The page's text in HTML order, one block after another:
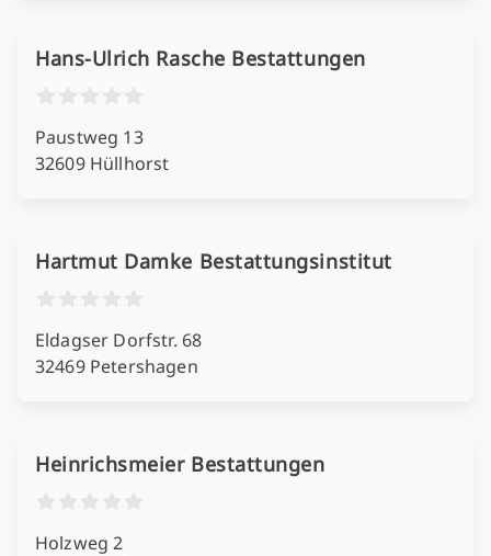
Hans-Ulrich Rasche Bestattungen
Paustweg 13
32609 Hüllhorst
Hartmut Damke Bestattungsinstitut
Eldagser Dorfstr. 68
32469 Petershagen
Heinrichsmeier Bestattungen
Holzweg 2